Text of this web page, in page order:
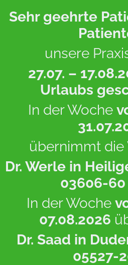
Sehr geehrte
unsere
27.07. –
Urlaubs
In der Woche
übernimmt die
Dr. Werle in
03606-60
In der Woche
07.08.2026
Dr. Saad in
05527-
/ Leistungen /